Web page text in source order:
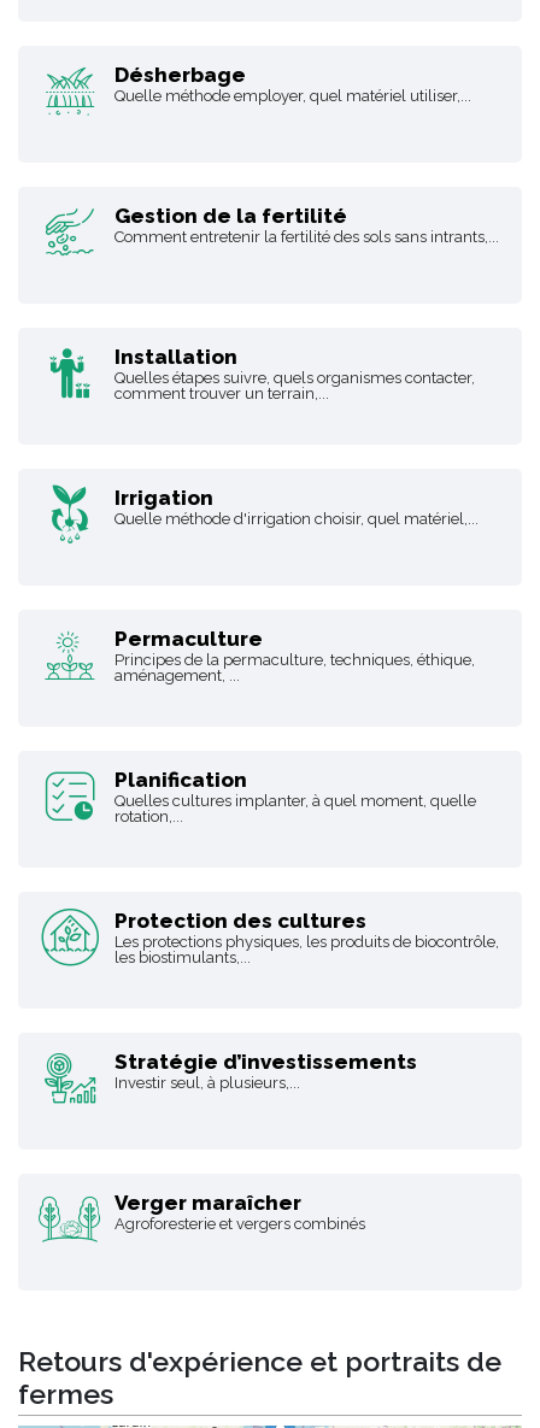
Désherbage
Quelle méthode employer, quel matériel utiliser,...
Gestion de la fertilité
Comment entretenir la fertilité des sols sans intrants,...
Installation
Quelles étapes suivre, quels organismes contacter,
comment trouver un terrain,...
Irrigation
Quelle méthode d'irrigation choisir, quel matériel,...
Permaculture
Principes de la permaculture, techniques, éthique,
aménagement, ...
Planification
Quelles cultures implanter, à quel moment, quelle
rotation,...
Protection des cultures
Les protections physiques, les produits de biocontrôle,
les biostimulants,...
Stratégie d’investissements
Investir seul, à plusieurs,...
Verger maraîcher
Agroforesterie et vergers combinés
Retours d'expérience et portraits de
fermes